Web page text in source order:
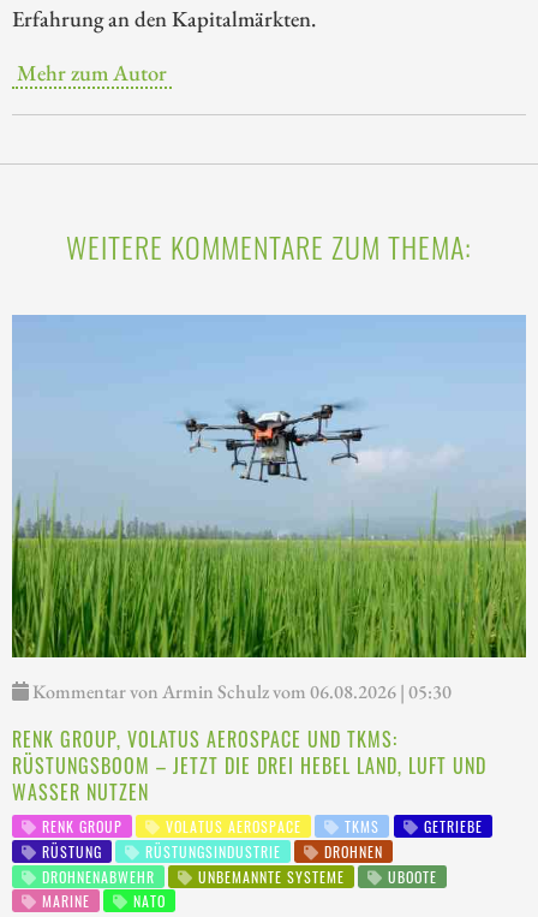
Erfahrung an den Kapitalmärkten.
Mehr zum Autor
WEITERE KOMMENTARE ZUM THEMA:
Kommentar von Armin Schulz vom 06.08.2026 | 05:30
RENK GROUP, VOLATUS AEROSPACE UND TKMS:
RÜSTUNGSBOOM – JETZT DIE DREI HEBEL LAND, LUFT UND
WASSER NUTZEN
RENK GROUP VOLATUS AEROSPACE TKMS
GETRIEBE
RÜSTUNG
RÜSTUNGSINDUSTRIE
DROHNEN
DROHNENABWEHR
UNBEMANNTE SYSTEME
UBOOTE
MARINE
NATO